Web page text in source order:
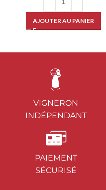
AJOUTER AU PANIER
VIGNERON
INDÉPENDANT
PAIEMENT
SÉCURISÉ